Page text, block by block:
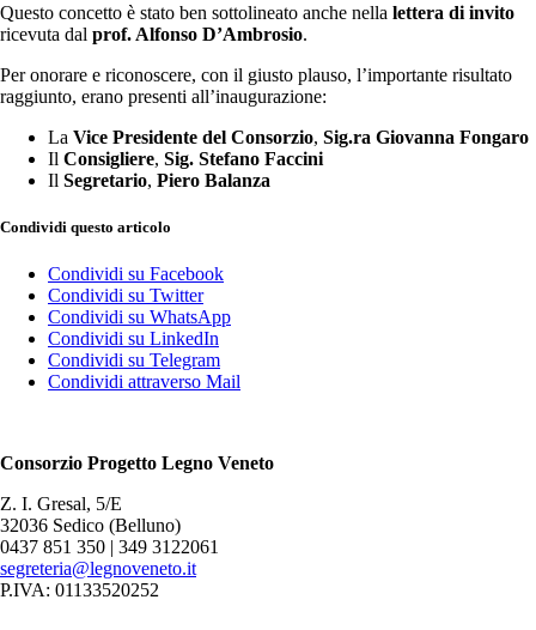
Questo concetto è stato ben sottolineato anche nella lettera di invito
ricevuta dal prof. Alfonso D’Ambrosio.
Per onorare e riconoscere, con il giusto plauso, l’importante risultato
raggiunto, erano presenti all’inaugurazione:
La Vice Presidente del Consorzio, Sig.ra Giovanna Fongaro
Il Consigliere, Sig. Stefano Faccini
Il Segretario, Piero Balanza
Condividi questo articolo
Condividi su Facebook
Condividi su Twitter
Condividi su WhatsApp
Condividi su LinkedIn
Condividi su Telegram
Condividi attraverso Mail
Consorzio Progetto Legno Veneto
Z. I. Gresal, 5/E
32036 Sedico (Belluno)
0437 851 350 | 349 3122061
segreteria@legnoveneto.it
P.IVA: 01133520252